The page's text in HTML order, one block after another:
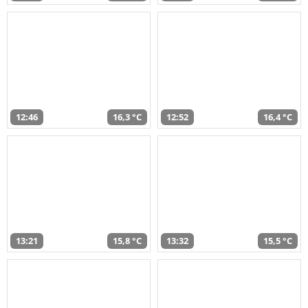
12:46 16,3 °C 12:52 16,4 °C
13:21 15,8 °C 13:32 15,5 °C